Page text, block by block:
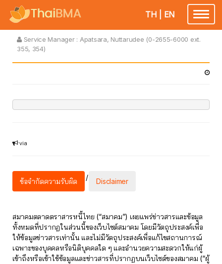
Toggle
TH EN
Service Manager : Apatsara, Nuttarudee (0-2655-6000 ext.
355, 354)
via
ข้อจำกัดความรับผิด / Disclaimer
สมาคมตลาดตราสารหนี้ไทย (“สมาคม”) เผยแพร่ข่าวสารและข้อมูล
ทั้งหมดที่ปรากฏในส่วนนี้ของเว็บไซต์สมาคม โดยมีวัตถุประสงค์เพื่อ
ให้ข้อมูลข่าวสารเท่านั้น และไม่มีวัตถุประสงค์เพื่อแก้ไขสถานการณ์
เฉพาะของบุคคลหรือนิติบุคคลใด ๆ และอำนวยความสะดวกให้แก่ผู้
เข้าถึงหรือเข้าใช้ข้อมูลและข่าวสารที่ปรากฏบนเว็บไซต์ของสมาคม (“ผู้